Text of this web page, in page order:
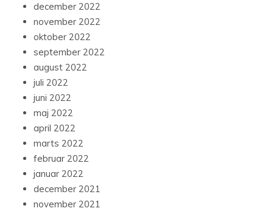
december 2022
november 2022
oktober 2022
september 2022
august 2022
juli 2022
juni 2022
maj 2022
april 2022
marts 2022
februar 2022
januar 2022
december 2021
november 2021